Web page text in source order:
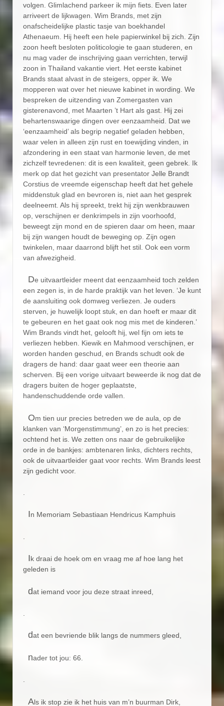
volgen. Glimlachend parkeer ik mijn fiets. Even later
arriveert de lijkwagen. Wim Brands, met zijn
onafscheidelijke plastic tasje van boekhandel
Athenaeum. Hij heeft een hele papierwinkel bij zich. Zijn
zoon heeft besloten politicologie te gaan studeren, en
nu mag vader de inschrijving gaan verrichten, terwijl
zoon in Thailand vakantie viert. Het eerste kabinet
Brands staat alvast in de steigers, opper ik. We
mopperen wat over het nieuwe kabinet in wording. We
bespreken de uitzending van Zomergasten van
gisterenavond, met Maarten ’t Hart als gast. Hij zei
behartenswaarige dingen over eenzaamheid. Dat we
‘eenzaamheid’ als begrip negatief geladen hebben,
waar velen in alleen zijn rust en toewijding vinden, in
afzondering in een staat van harmonie leven, de met
zichzelf tevredenen: dit is een kwaliteit, geen gebrek. Ik
merk op dat het gezicht van presentator Jelle Brandt
Corstius de vreemde eigenschap heeft dat het gehele
middenstuk glad en bevroren is, niet aan het gesprek
deelneemt. Als hij spreekt, trekt hij zijn wenkbrauwen
op, verschijnen er denkrimpels in zijn voorhoofd,
beweegt zijn mond en de spieren daar om heen, maar
bij zijn wangen houdt de beweging op. Zijn ogen
twinkelen, maar daarrond blijft het stil. Ook een vorm
van afwezigheid.
De uitvaartleider meent dat eenzaamheid toch zelden
een zegen is, in de harde praktijk van het leven. ‘Je kunt
de aansluiting ook domweg verliezen. Je ouders
sterven, je huwelijk loopt stuk, en dan hoeft er maar dit
te gebeuren en het gaat ook nog mis met de kinderen.’
Wim Brands vindt het, gelooft hij, wel fijn om iets te
verliezen hebben. Kiewik en Mahmood verschijnen, er
worden handen geschud, en Brands schudt ook de
dragers de hand: daar gaat weer een theorie aan
scherven. Bij een vorige uitvaart beweerde ik nog dat de
dragers buiten de hoger geplaatste,
handenschuddende orde vallen.
Om tien uur precies betreden we de aula, op de
klanken van ‘Morgenstimmung’, en zo is het precies:
ochtend het is. We zetten ons naar de gebruikelijke
orde in de bankjes: ambtenaren links, dichters rechts,
ook de uitvaartleider gaat voor rechts. Wim Brands leest
zijn gedicht voor.
In Memoriam Sebastiaan Hendricus Kamphuis
Ik draai de hoek om en vraag me af hoe lang het
geleden is
dat iemand voor jou deze straat inreed,
dat een bevriende blik langs de nummers gleed,
nader tot jou: 66.
.
Als ik stop zie ik het huis van m’n buurman Dirk,